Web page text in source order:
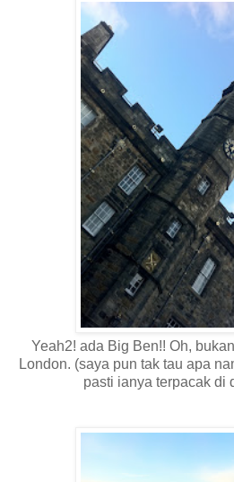
Yeah2! ada Big Ben!! Oh,
London. (saya pun tak tau apa
pasti ianya terpacak di